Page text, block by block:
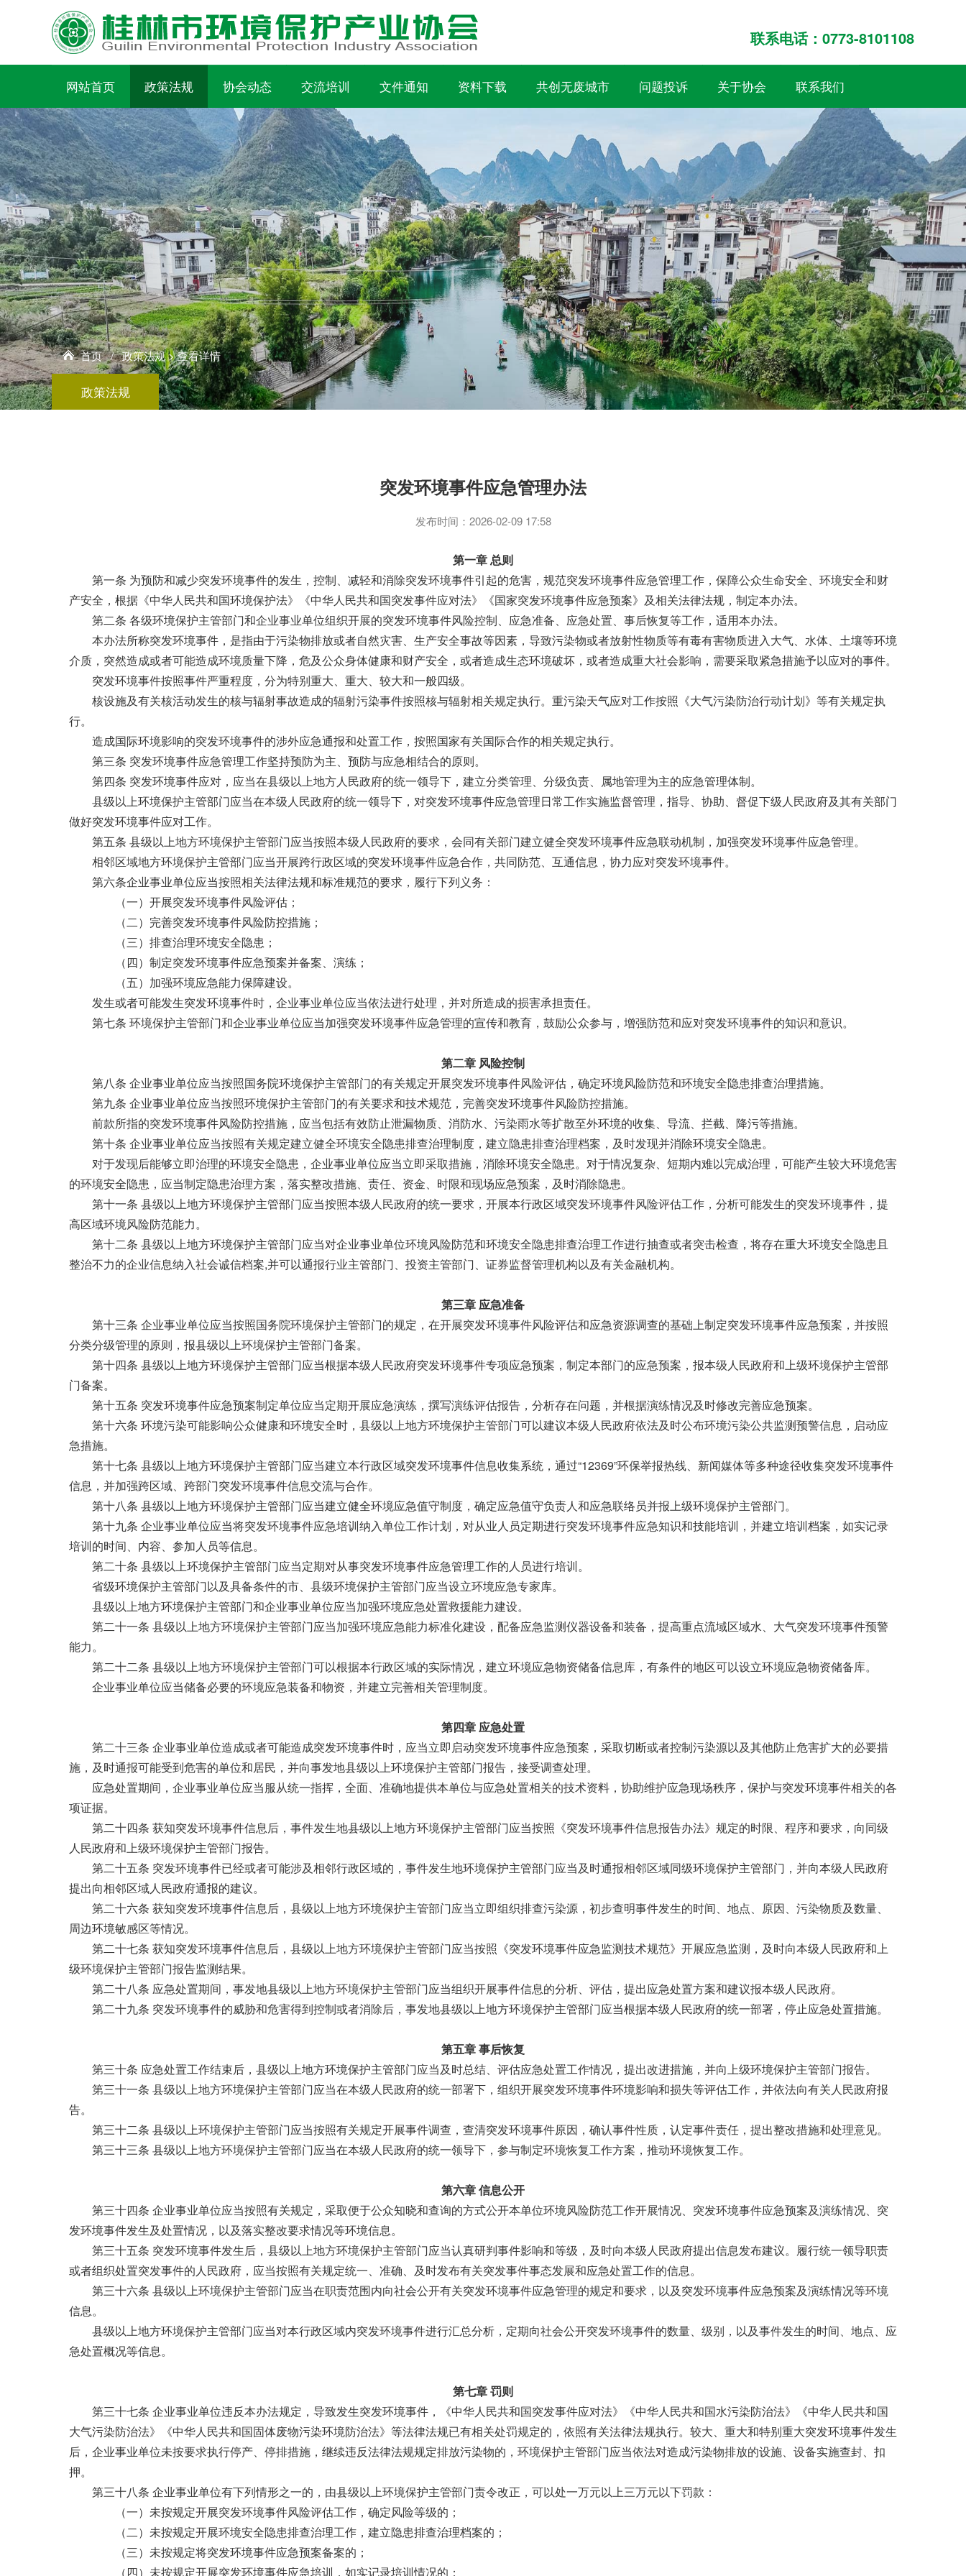
联系电话：0773-8101108
网站首页 政策法规 协会动态 交流培训 文件通知 资料下载 共创无废城市 问题投诉 关于协会 联系我们
首页/政策法规> 查看详情
政策法规
突发环境事件应急管理办法
发布时间：2026-02-09 17:58
第一章 总则
第一条 为预防和减少突发环境事件的发生，控制、减轻和消除突发环境事件引起的危害，规范突发环境事件应急管理工作，保障公众生命安全、环境安全和财
产安全，根据《中华人民共和国环境保护法》《中华人民共和国突发事件应对法》《国家突发环境事件应急预案》及相关法律法规，制定本办法。
第二条 各级环境保护主管部门和企业事业单位组织开展的突发环境事件风险控制、应急准备、应急处置、事后恢复等工作，适用本办法。
本办法所称突发环境事件，是指由于污染物排放或者自然灾害、生产安全事故等因素，导致污染物或者放射性物质等有毒有害物质进入大气、水体、土壤等环境
介质，突然造成或者可能造成环境质量下降，危及公众身体健康和财产安全，或者造成生态环境破坏，或者造成重大社会影响，需要采取紧急措施予以应对的事件。
突发环境事件按照事件严重程度，分为特别重大、重大、较大和一般四级。
核设施及有关核活动发生的核与辐射事故造成的辐射污染事件按照核与辐射相关规定执行。重污染天气应对工作按照《大气污染防治行动计划》等有关规定执
行。
造成国际环境影响的突发环境事件的涉外应急通报和处置工作，按照国家有关国际合作的相关规定执行。
第三条 突发环境事件应急管理工作坚持预防为主、预防与应急相结合的原则。
第四条 突发环境事件应对，应当在县级以上地方人民政府的统一领导下，建立分类管理、分级负责、属地管理为主的应急管理体制。
县级以上环境保护主管部门应当在本级人民政府的统一领导下，对突发环境事件应急管理日常工作实施监督管理，指导、协助、督促下级人民政府及其有关部门
做好突发环境事件应对工作。
第五条 县级以上地方环境保护主管部门应当按照本级人民政府的要求，会同有关部门建立健全突发环境事件应急联动机制，加强突发环境事件应急管理。
相邻区域地方环境保护主管部门应当开展跨行政区域的突发环境事件应急合作，共同防范、互通信息，协力应对突发环境事件。
第六条企业事业单位应当按照相关法律法规和标准规范的要求，履行下列义务：
（一）开展突发环境事件风险评估；
（二）完善突发环境事件风险防控措施；
（三）排查治理环境安全隐患；
（四）制定突发环境事件应急预案并备案、演练；
（五）加强环境应急能力保障建设。
发生或者可能发生突发环境事件时，企业事业单位应当依法进行处理，并对所造成的损害承担责任。
第七条 环境保护主管部门和企业事业单位应当加强突发环境事件应急管理的宣传和教育，鼓励公众参与，增强防范和应对突发环境事件的知识和意识。
第二章 风险控制
第八条 企业事业单位应当按照国务院环境保护主管部门的有关规定开展突发环境事件风险评估，确定环境风险防范和环境安全隐患排查治理措施。
第九条 企业事业单位应当按照环境保护主管部门的有关要求和技术规范，完善突发环境事件风险防控措施。
前款所指的突发环境事件风险防控措施，应当包括有效防止泄漏物质、消防水、污染雨水等扩散至外环境的收集、导流、拦截、降污等措施。
第十条 企业事业单位应当按照有关规定建立健全环境安全隐患排查治理制度，建立隐患排查治理档案，及时发现并消除环境安全隐患。
对于发现后能够立即治理的环境安全隐患，企业事业单位应当立即采取措施，消除环境安全隐患。对于情况复杂、短期内难以完成治理，可能产生较大环境危害
的环境安全隐患，应当制定隐患治理方案，落实整改措施、责任、资金、时限和现场应急预案，及时消除隐患。
第十一条 县级以上地方环境保护主管部门应当按照本级人民政府的统一要求，开展本行政区域突发环境事件风险评估工作，分析可能发生的突发环境事件，提
高区域环境风险防范能力。
第十二条 县级以上地方环境保护主管部门应当对企业事业单位环境风险防范和环境安全隐患排查治理工作进行抽查或者突击检查，将存在重大环境安全隐患且
整治不力的企业信息纳入社会诚信档案,并可以通报行业主管部门、投资主管部门、证券监督管理机构以及有关金融机构。
第三章 应急准备
第十三条 企业事业单位应当按照国务院环境保护主管部门的规定，在开展突发环境事件风险评估和应急资源调查的基础上制定突发环境事件应急预案，并按照
分类分级管理的原则，报县级以上环境保护主管部门备案。
第十四条 县级以上地方环境保护主管部门应当根据本级人民政府突发环境事件专项应急预案，制定本部门的应急预案，报本级人民政府和上级环境保护主管部
门备案。
第十五条 突发环境事件应急预案制定单位应当定期开展应急演练，撰写演练评估报告，分析存在问题，并根据演练情况及时修改完善应急预案。
第十六条 环境污染可能影响公众健康和环境安全时，县级以上地方环境保护主管部门可以建议本级人民政府依法及时公布环境污染公共监测预警信息，启动应
急措施。
第十七条 县级以上地方环境保护主管部门应当建立本行政区域突发环境事件信息收集系统，通过“12369”环保举报热线、新闻媒体等多种途径收集突发环境事件
信息，并加强跨区域、跨部门突发环境事件信息交流与合作。
第十八条 县级以上地方环境保护主管部门应当建立健全环境应急值守制度，确定应急值守负责人和应急联络员并报上级环境保护主管部门。
第十九条 企业事业单位应当将突发环境事件应急培训纳入单位工作计划，对从业人员定期进行突发环境事件应急知识和技能培训，并建立培训档案，如实记录
培训的时间、内容、参加人员等信息。
第二十条 县级以上环境保护主管部门应当定期对从事突发环境事件应急管理工作的人员进行培训。
省级环境保护主管部门以及具备条件的市、县级环境保护主管部门应当设立环境应急专家库。
县级以上地方环境保护主管部门和企业事业单位应当加强环境应急处置救援能力建设。
第二十一条 县级以上地方环境保护主管部门应当加强环境应急能力标准化建设，配备应急监测仪器设备和装备，提高重点流域区域水、大气突发环境事件预警
能力。
第二十二条 县级以上地方环境保护主管部门可以根据本行政区域的实际情况，建立环境应急物资储备信息库，有条件的地区可以设立环境应急物资储备库。
企业事业单位应当储备必要的环境应急装备和物资，并建立完善相关管理制度。
第四章 应急处置
第二十三条 企业事业单位造成或者可能造成突发环境事件时，应当立即启动突发环境事件应急预案，采取切断或者控制污染源以及其他防止危害扩大的必要措
施，及时通报可能受到危害的单位和居民，并向事发地县级以上环境保护主管部门报告，接受调查处理。
应急处置期间，企业事业单位应当服从统一指挥，全面、准确地提供本单位与应急处置相关的技术资料，协助维护应急现场秩序，保护与突发环境事件相关的各
项证据。
第二十四条 获知突发环境事件信息后，事件发生地县级以上地方环境保护主管部门应当按照《突发环境事件信息报告办法》规定的时限、程序和要求，向同级
人民政府和上级环境保护主管部门报告。
第二十五条 突发环境事件已经或者可能涉及相邻行政区域的，事件发生地环境保护主管部门应当及时通报相邻区域同级环境保护主管部门，并向本级人民政府
提出向相邻区域人民政府通报的建议。
第二十六条 获知突发环境事件信息后，县级以上地方环境保护主管部门应当立即组织排查污染源，初步查明事件发生的时间、地点、原因、污染物质及数量、
周边环境敏感区等情况。
第二十七条 获知突发环境事件信息后，县级以上地方环境保护主管部门应当按照《突发环境事件应急监测技术规范》开展应急监测，及时向本级人民政府和上
级环境保护主管部门报告监测结果。
第二十八条 应急处置期间，事发地县级以上地方环境保护主管部门应当组织开展事件信息的分析、评估，提出应急处置方案和建议报本级人民政府。
第二十九条 突发环境事件的威胁和危害得到控制或者消除后，事发地县级以上地方环境保护主管部门应当根据本级人民政府的统一部署，停止应急处置措施。
第五章 事后恢复
第三十条 应急处置工作结束后，县级以上地方环境保护主管部门应当及时总结、评估应急处置工作情况，提出改进措施，并向上级环境保护主管部门报告。
第三十一条 县级以上地方环境保护主管部门应当在本级人民政府的统一部署下，组织开展突发环境事件环境影响和损失等评估工作，并依法向有关人民政府报
告。
第三十二条 县级以上环境保护主管部门应当按照有关规定开展事件调查，查清突发环境事件原因，确认事件性质，认定事件责任，提出整改措施和处理意见。
第三十三条 县级以上地方环境保护主管部门应当在本级人民政府的统一领导下，参与制定环境恢复工作方案，推动环境恢复工作。
第六章 信息公开
第三十四条 企业事业单位应当按照有关规定，采取便于公众知晓和查询的方式公开本单位环境风险防范工作开展情况、突发环境事件应急预案及演练情况、突
发环境事件发生及处置情况，以及落实整改要求情况等环境信息。
第三十五条 突发环境事件发生后，县级以上地方环境保护主管部门应当认真研判事件影响和等级，及时向本级人民政府提出信息发布建议。履行统一领导职责
或者组织处置突发事件的人民政府，应当按照有关规定统一、准确、及时发布有关突发事件事态发展和应急处置工作的信息。
第三十六条 县级以上环境保护主管部门应当在职责范围内向社会公开有关突发环境事件应急管理的规定和要求，以及突发环境事件应急预案及演练情况等环境
信息。
县级以上地方环境保护主管部门应当对本行政区域内突发环境事件进行汇总分析，定期向社会公开突发环境事件的数量、级别，以及事件发生的时间、地点、应
急处置概况等信息。
第七章 罚则
第三十七条 企业事业单位违反本办法规定，导致发生突发环境事件，《中华人民共和国突发事件应对法》《中华人民共和国水污染防治法》《中华人民共和国
大气污染防治法》《中华人民共和国固体废物污染环境防治法》等法律法规已有相关处罚规定的，依照有关法律法规执行。较大、重大和特别重大突发环境事件发生
后，企业事业单位未按要求执行停产、停排措施，继续违反法律法规规定排放污染物的，环境保护主管部门应当依法对造成污染物排放的设施、设备实施查封、扣
押。
第三十八条 企业事业单位有下列情形之一的，由县级以上环境保护主管部门责令改正，可以处一万元以上三万元以下罚款：
（一）未按规定开展突发环境事件风险评估工作，确定风险等级的；
（二）未按规定开展环境安全隐患排查治理工作，建立隐患排查治理档案的；
（三）未按规定将突发环境事件应急预案备案的；
（四）未按规定开展突发环境事件应急培训，如实记录培训情况的；